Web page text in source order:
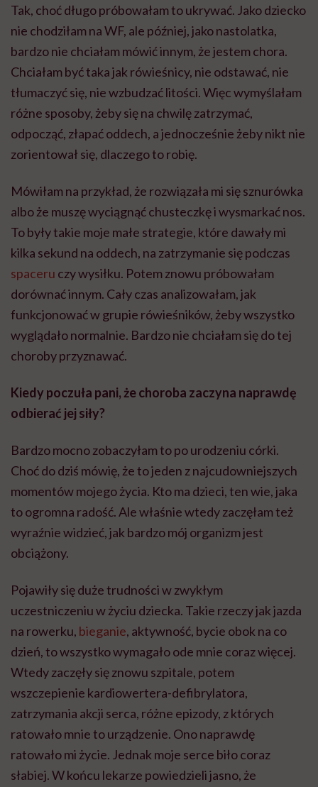
Tak, choć długo próbowałam to ukrywać. Jako dziecko
nie chodziłam na WF, ale później, jako nastolatka,
bardzo nie chciałam mówić innym, że jestem chora.
Chciałam być taka jak rówieśnicy, nie odstawać, nie
tłumaczyć się, nie wzbudzać litości. Więc wymyślałam
różne sposoby, żeby się na chwilę zatrzymać,
odpocząć, złapać oddech, a jednocześnie żeby nikt nie
zorientował się, dlaczego to robię.
Mówiłam na przykład, że rozwiązała mi się sznurówka
albo że muszę wyciągnąć chusteczkę i wysmarkać nos.
To były takie moje małe strategie, które dawały mi
kilka sekund na oddech, na zatrzymanie się podczas
spaceru czy wysiłku. Potem znowu próbowałam
dorównać innym. Cały czas analizowałam, jak
funkcjonować w grupie rówieśników, żeby wszystko
wyglądało normalnie. Bardzo nie chciałam się do tej
choroby przyznawać.
Kiedy poczuła pani, że choroba zaczyna naprawdę
odbierać jej siły?
Bardzo mocno zobaczyłam to po urodzeniu córki.
Choć do dziś mówię, że to jeden z najcudowniejszych
momentów mojego życia. Kto ma dzieci, ten wie, jaka
to ogromna radość. Ale właśnie wtedy zaczęłam też
wyraźnie widzieć, jak bardzo mój organizm jest
obciążony.
Pojawiły się duże trudności w zwykłym
uczestniczeniu w życiu dziecka. Takie rzeczy jak jazda
na rowerku, bieganie, aktywność, bycie obok na co
dzień, to wszystko wymagało ode mnie coraz więcej.
Wtedy zaczęły się znowu szpitale, potem
wszczepienie kardiowertera-defibrylatora,
zatrzymania akcji serca, różne epizody, z których
ratowało mnie to urządzenie. Ono naprawdę
ratowało mi życie. Jednak moje serce biło coraz
słabiej. W końcu lekarze powiedzieli jasno, że